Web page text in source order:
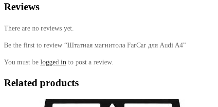
Reviews
There are no reviews yet.
Be the first to review “Штатная магнитола FarCar для Audi A4”
You must be logged in to post a review.
Related products